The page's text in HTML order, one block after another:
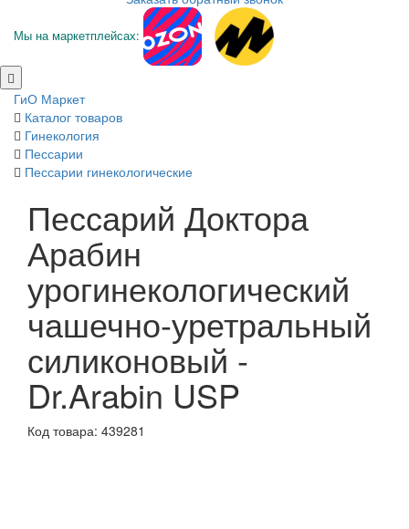
Мы на маркетплейсах:
ГиО Маркет
Каталог товаров
Гинекология
Пессарии
Пессарии гинекологические
Пессарий Доктора
Арабин
урогинекологический
чашечно-уретральный
силиконовый -
Dr.Arabin USP
Код товара: 439281